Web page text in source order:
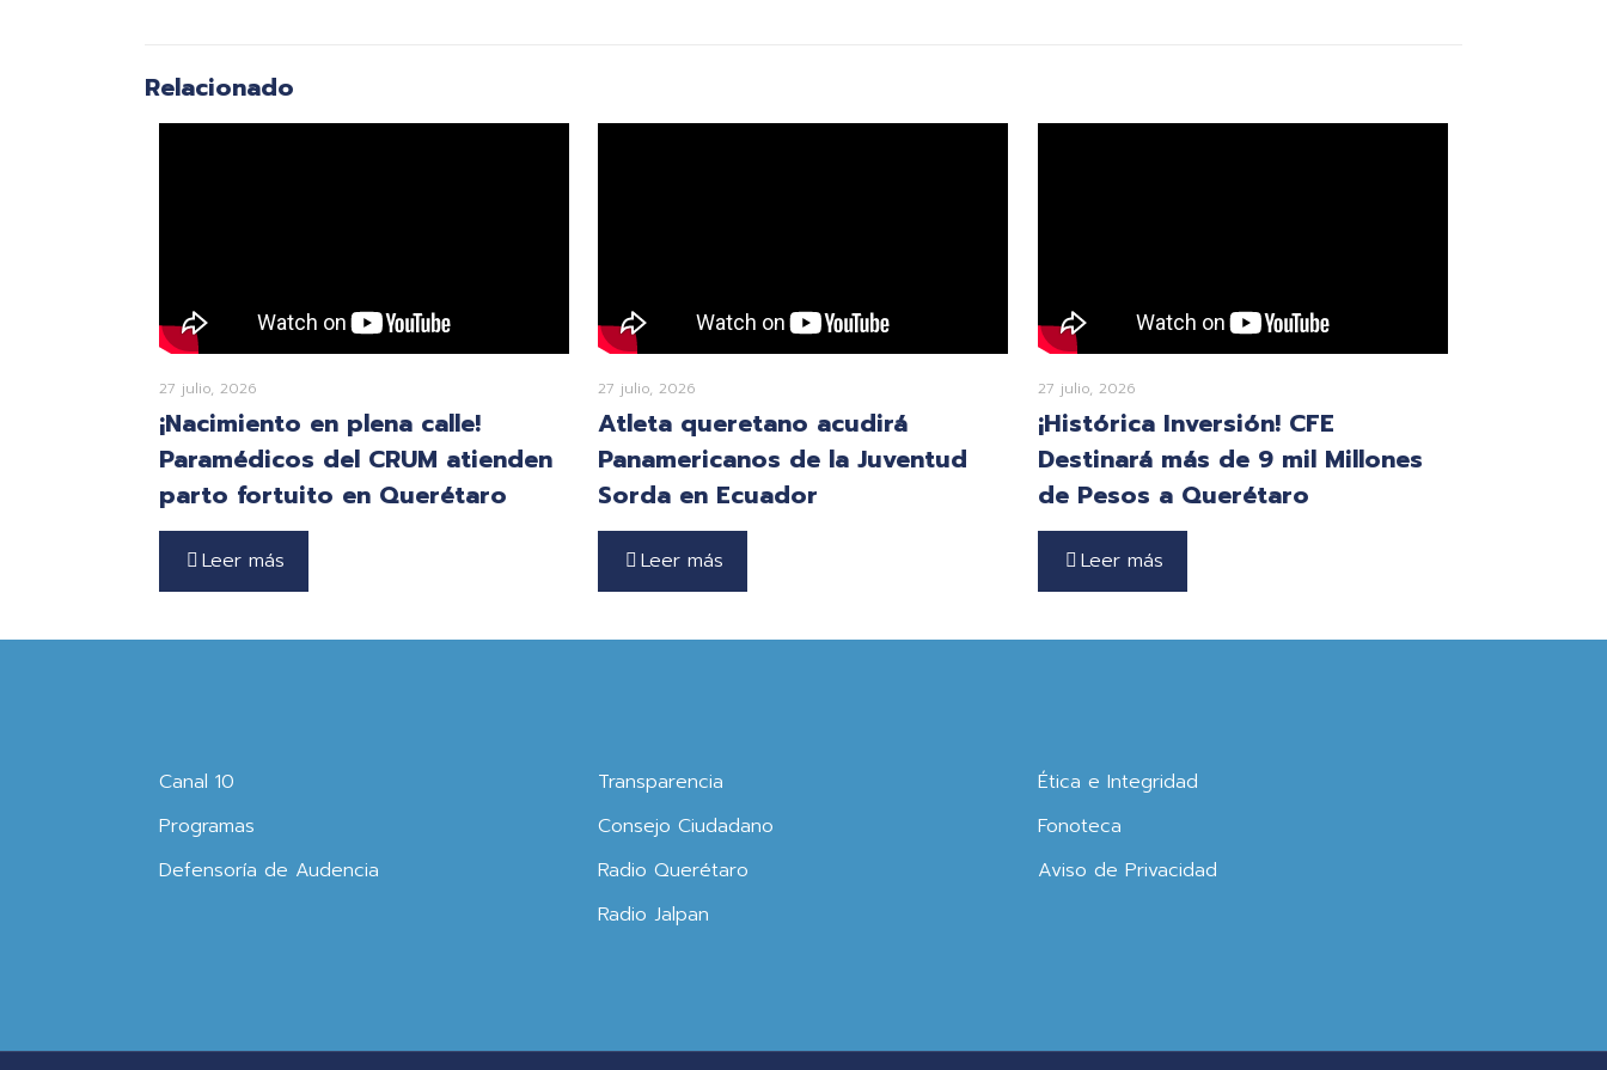
Relacionado
27 julio, 2026
¡Nacimiento en plena calle!
Paramédicos del CRUM atienden
parto fortuito en Querétaro
Leer más
27 julio, 2026
Atleta queretano acudirá
Panamericanos de la Juventud
Sorda en Ecuador
Leer más
27 julio, 2026
¡Histórica Inversión! CFE
Destinará más de 9 mil Millones
de Pesos a Querétaro
Leer más
Canal 10
Programas
Defensoría de Audencia
Transparencia
Consejo Ciudadano
Radio Querétaro
Radio Jalpan
Ética e Integridad
Fonoteca
Aviso de Privacidad